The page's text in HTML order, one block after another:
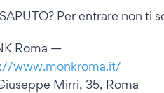
Per entrare non ti
Roma —
www.monkroma.it/
Mirri, 35, Roma